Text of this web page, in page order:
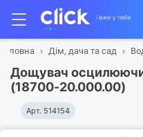
Головна Дім, дача та сад
Дощувач
(18700-20.000.00)
Арт. 514154